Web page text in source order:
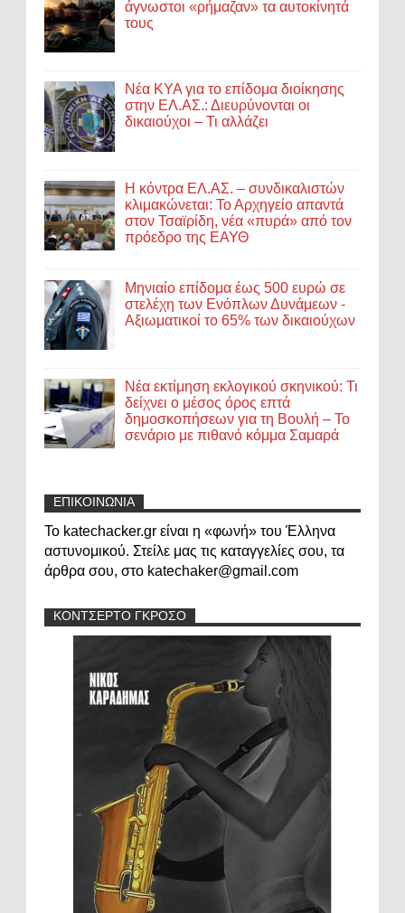
άγνωστοι «ρήμαζαν» τα αυτοκίνητά
τους
Νέα ΚΥΑ για το επίδομα διοίκησης
στην ΕΛ.ΑΣ.: Διευρύνονται οι
δικαιούχοι – Τι αλλάζει
Η κόντρα ΕΛ.ΑΣ. – συνδικαλιστών
κλιμακώνεται: Το Αρχηγείο απαντά
στον Τσαϊρίδη, νέα «πυρά» από τον
πρόεδρο της ΕΑΥΘ
Μηνιαίο επίδομα έως 500 ευρώ σε
στελέχη των Ενόπλων Δυνάμεων -
Αξιωματικοί το 65% των δικαιούχων
Νέα εκτίμηση εκλογικού σκηνικού: Τι
δείχνει ο μέσος όρος επτά
δημοσκοπήσεων για τη Βουλή – Το
σενάριο με πιθανό κόμμα Σαμαρά
ΕΠΙΚΟΙΝΩΝΙΑ
Το katechacker.gr είναι η «φωνή» του Έλληνα
αστυνομικού. Στείλε μας τις καταγγελίες σου, τα
άρθρα σου, στο katechaker@gmail.com
ΚΟΝΤΣΕΡΤΟ ΓΚΡΟΣΟ